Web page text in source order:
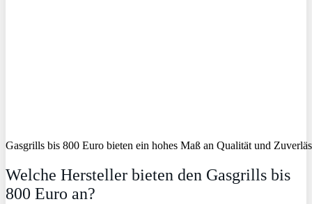
Gasgrills bis 800 Euro bieten ein hohes Maß an Qualität und
Welche Hersteller bieten den Gasgrills bis
800 Euro an?